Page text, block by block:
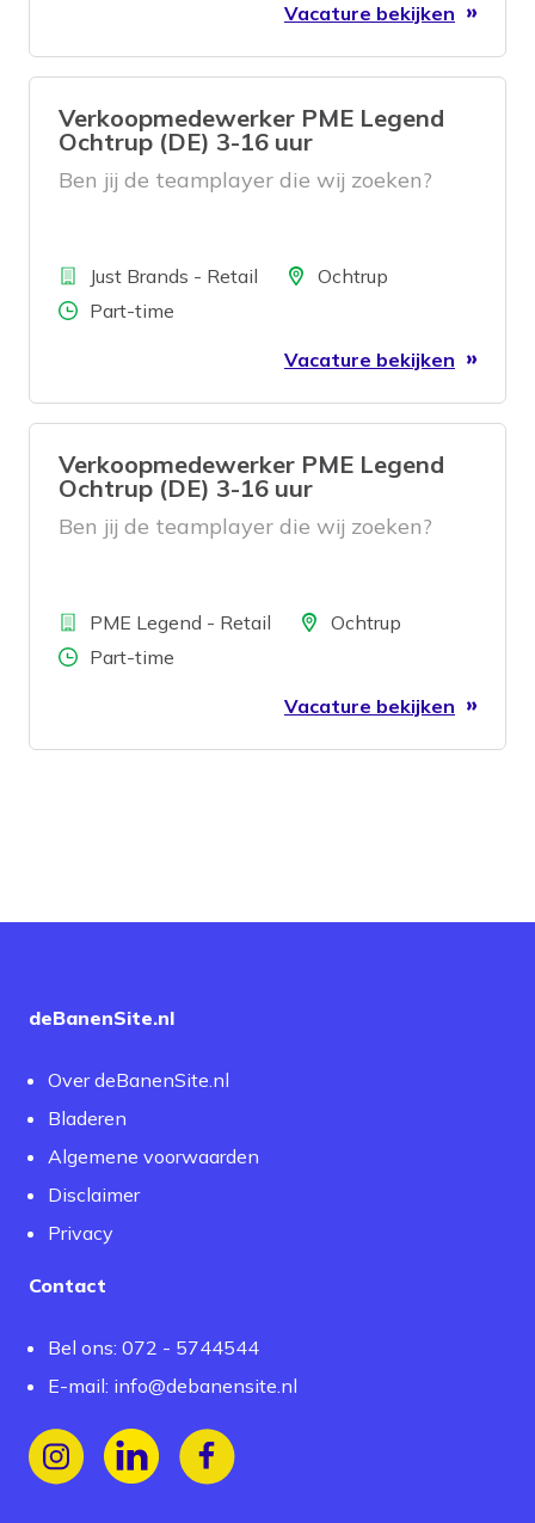
Vacature bekijken
Verkoopmedewerker PME Legend
Ochtrup (DE) 3-16 uur
Ben jij de teamplayer die wij zoeken?
BedrijfJust Brands - Retail LocatieOchtrup
Aantal uren
Part-time
Vacature bekijken
Verkoopmedewerker PME Legend
Ochtrup (DE) 3-16 uur
Ben jij de teamplayer die wij zoeken?
BedrijfPME Legend - Retail LocatieOchtrup
Aantal uren
Part-time
Vacature bekijken
deBanenSite.nl
Over deBanenSite.nl
Bladeren
Algemene voorwaarden
Disclaimer
Privacy
Contact
Bel ons: 072 - 5744544
E-mail: info@debanensite.nl